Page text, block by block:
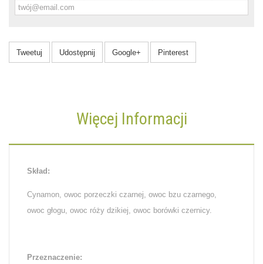
Tweetuj Udostępnij Google+ Pinterest
Więcej Informacji
Skład:
Cynamon, owoc porzeczki czarnej, owoc bzu czarnego,
owoc głogu, owoc róży dzikiej, owoc borówki czernicy.
Przeznaczenie: